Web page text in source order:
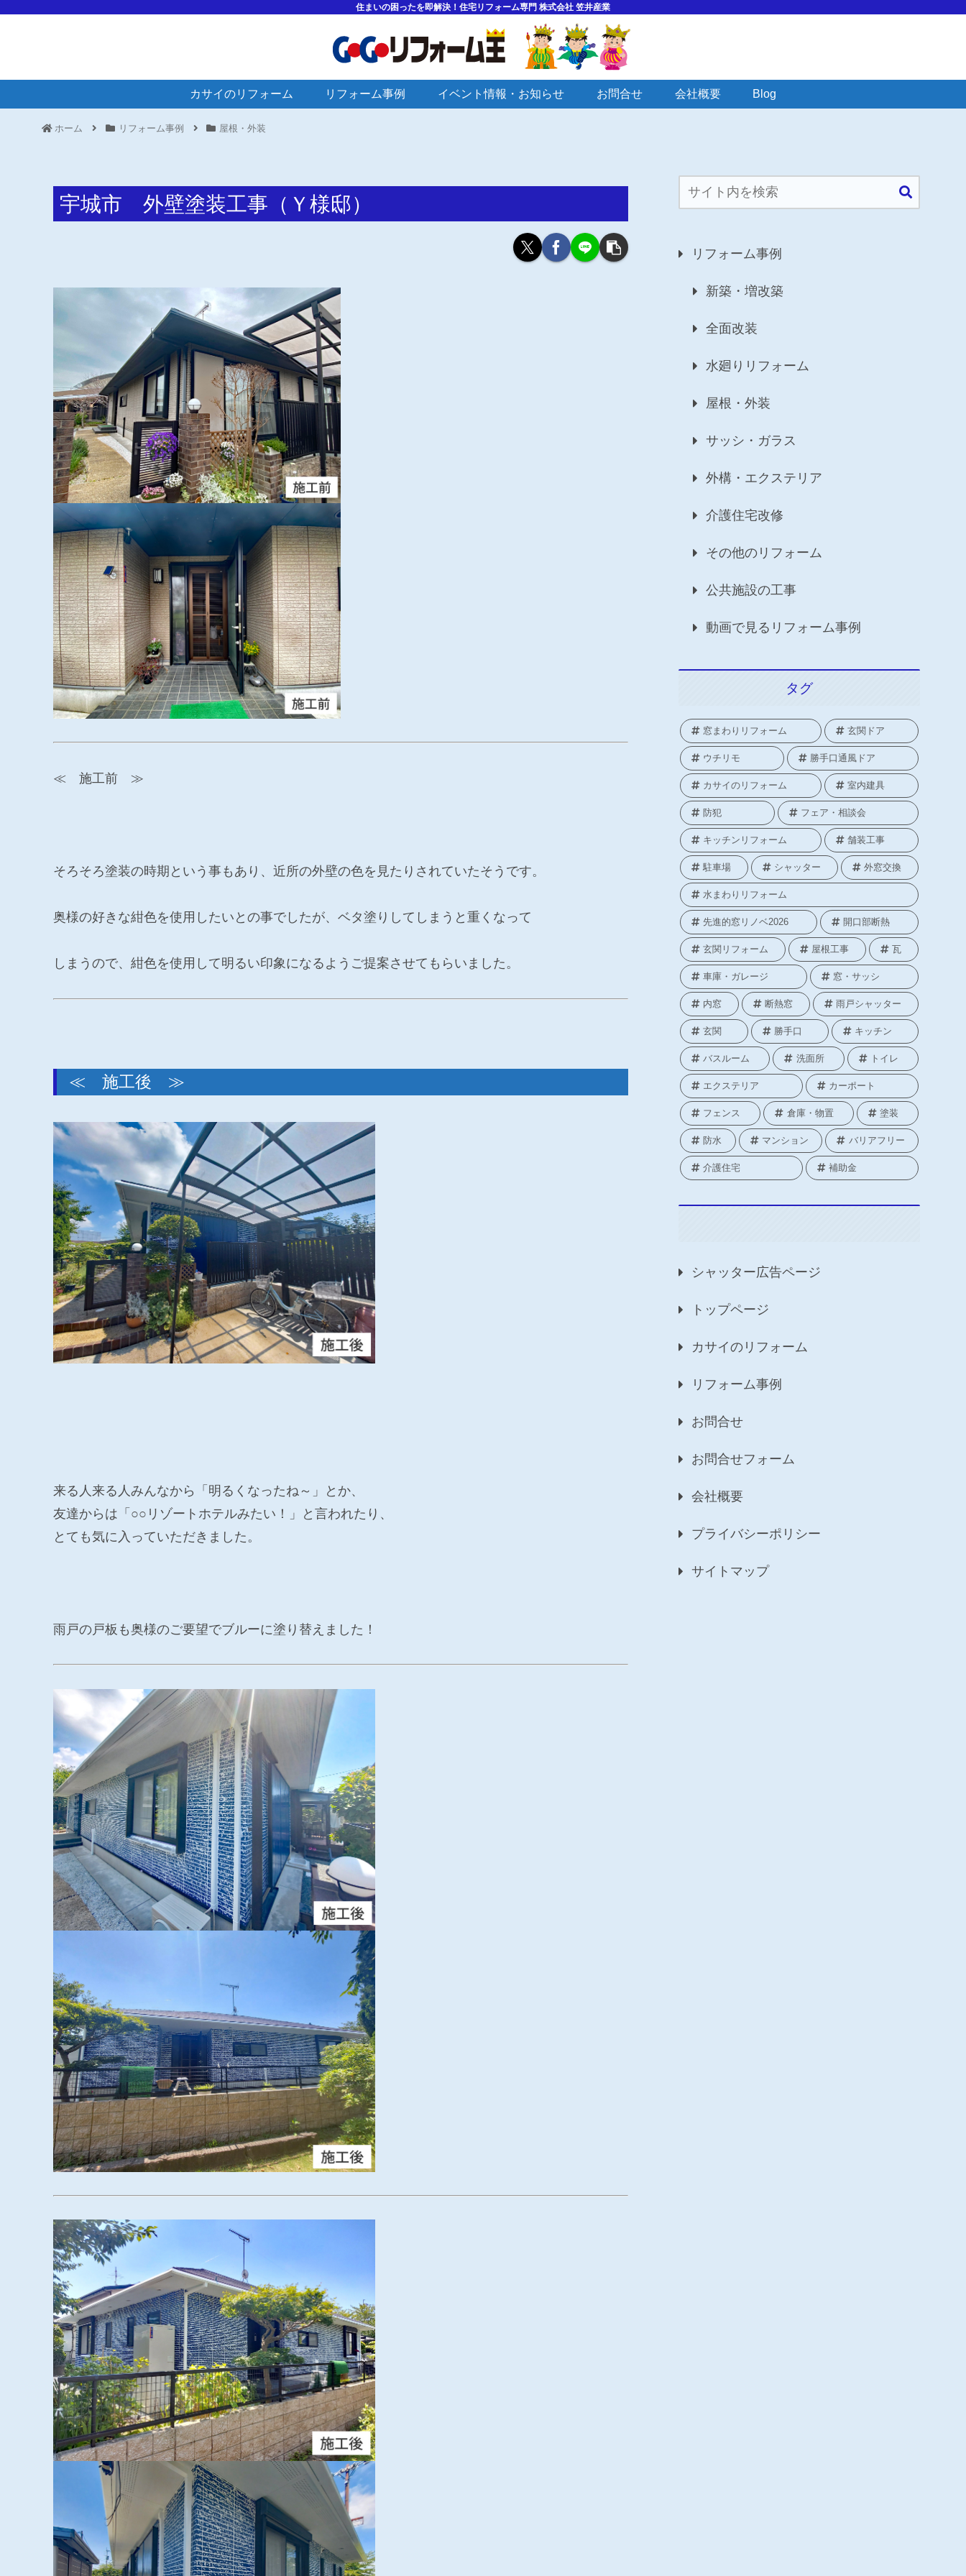
住まいの困ったを即解決！住宅リフォーム専門 株式会社 笠井産業
カサイのリフォーム リフォーム事例 イベント情報・お知らせ お問合せ 会社概要 Blog
ホーム リフォーム事例 屋根・外装
宇城市 外壁塗装工事（Ｙ様邸）
≪ 施工前 ≫
そろそろ塗装の時期という事もあり、近所の外壁の色を見たりされていたそうです。
奥様の好きな紺色を使用したいとの事でしたが、ベタ塗りしてしまうと重くなって
しまうので、紺色を使用して明るい印象になるようご提案させてもらいました。
≪ 施工後 ≫
来る人来る人みんなから「明るくなったね～」とか、
友達からは「○○リゾートホテルみたい！」と言われたり、
とても気に入っていただきました。
雨戸の戸板も奥様のご要望でブルーに塗り替えました！
リフォーム事例
新築・増改築
全面改装
水廻りリフォーム
屋根・外装
サッシ・ガラス
外構・エクステリア
介護住宅改修
その他のリフォーム
公共施設の工事
動画で見るリフォーム事例
タグ
窓まわりリフォーム 玄関ドア
ウチリモ 勝手口通風ドア
カサイのリフォーム 室内建具
防犯 フェア・相談会
キッチンリフォーム 舗装工事
駐車場 シャッター 外窓交換
水まわりリフォーム
先進的窓リノベ2026 開口部断熱
玄関リフォーム 屋根工事 瓦
車庫・ガレージ 窓・サッシ
内窓 断熱窓 雨戸シャッター
玄関 勝手口 キッチン
バスルーム 洗面所 トイレ
エクステリア カーポート
フェンス 倉庫・物置 塗装
防水 マンション バリアフリー
介護住宅 補助金
シャッター広告ページ
トップページ
カサイのリフォーム
リフォーム事例
お問合せ
お問合せフォーム
会社概要
プライバシーポリシー
サイトマップ